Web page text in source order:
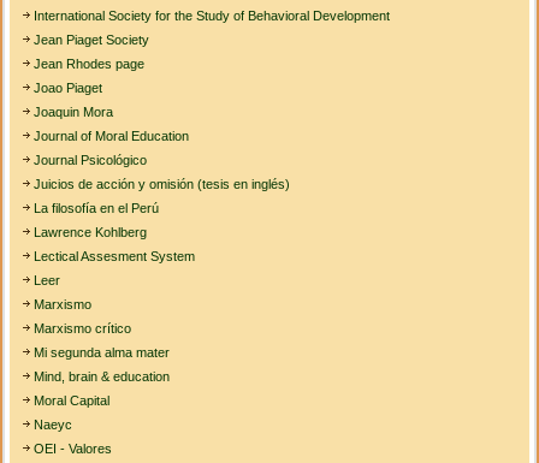
International Society for the Study of Behavioral Development
Jean Piaget Society
Jean Rhodes page
Joao Piaget
Joaquin Mora
Journal of Moral Education
Journal Psicológico
Juicios de acción y omisión (tesis en inglés)
La filosofía en el Perú
Lawrence Kohlberg
Lectical Assesment System
Leer
Marxismo
Marxismo crítico
Mi segunda alma mater
Mind, brain & education
Moral Capital
Naeyc
OEI - Valores